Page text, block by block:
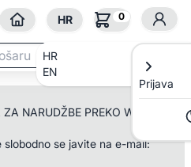
HR
HR
EN
0
Prijava
NARUDŽBE PREKO WEB
se javite na e-mail: